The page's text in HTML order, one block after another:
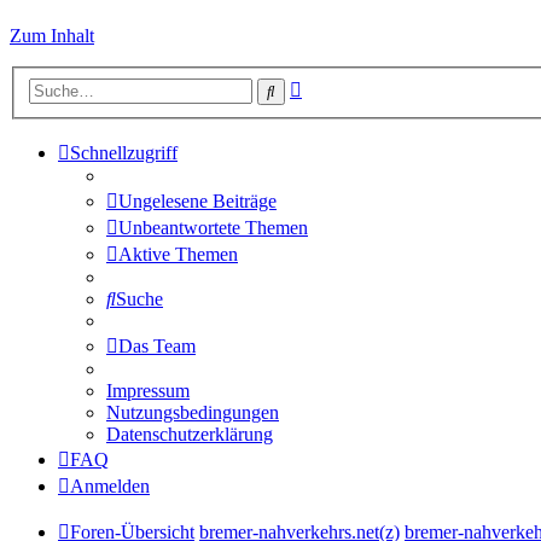
Zum Inhalt
Suche
Schnellzugriff
Ungelesene Beiträge
Unbeantwortete Themen
Aktive Themen
Suche
Das Team
Impressum
Nutzungsbedingungen
Datenschutzerklärung
FAQ
Anmelden
Foren-Übersicht bremer-nahverkehrs.net(z) bremer-